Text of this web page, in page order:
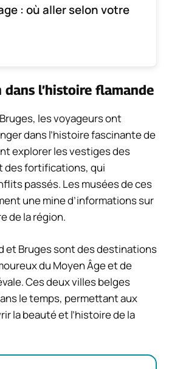
: où aller selon votre
dans l’histoire flamande
les voyageurs ont
dans l’histoire fascinante de
explorer les vestiges des
des fortifications, qui
passés. Les musées de ces
une mine d’informations sur
de la région.
et Bruges sont des destinations
du Moyen Âge et de
Ces deux villes belges
le temps, permettant aux
la beauté et l’histoire de la